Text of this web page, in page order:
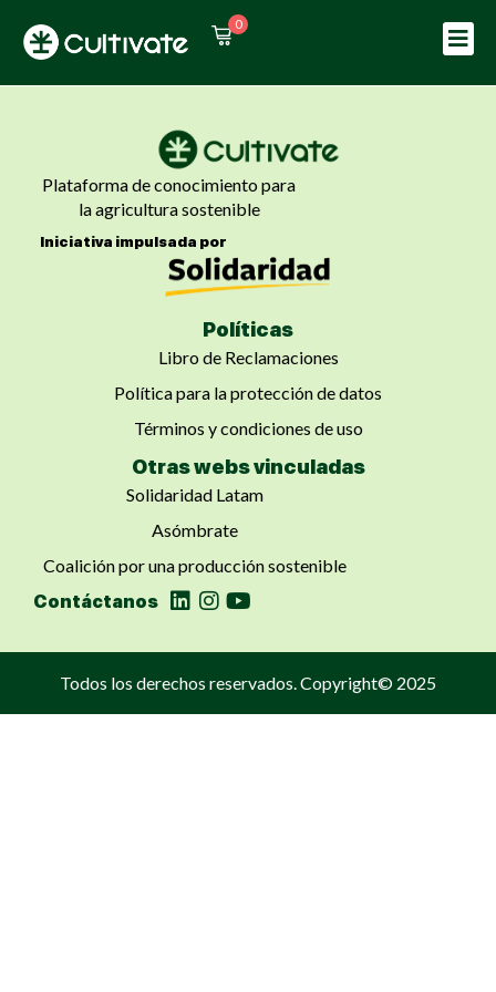
0
Plataforma de conocimiento para
la agricultura sostenible
Iniciativa impulsada por
Políticas
Libro de Reclamaciones
Política para la protección de datos
Términos y condiciones de uso
Otras webs vinculadas
Solidaridad Latam
Asómbrate
Coalición por una producción sostenible
Contáctanos
Todos los derechos reservados. Copyright© 2025
Sign in
Don’t have an account?Sign up
Remember me